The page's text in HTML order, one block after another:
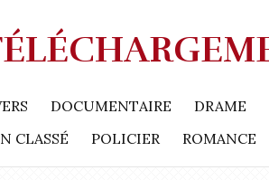
DOCUMENTAIRE DRAME
CLASSÉ POLICIER ROMANCE